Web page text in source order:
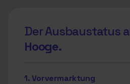
Der Ausbaustatus
Hooge.
1. Vorvermarktung